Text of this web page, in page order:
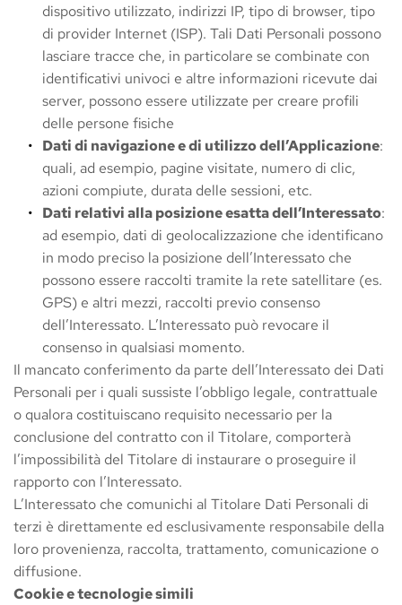
dispositivo utilizzato, indirizzi IP, tipo di browser, tipo
di provider Internet (ISP). Tali Dati Personali possono
lasciare tracce che, in particolare se combinate con
identificativi univoci e altre informazioni ricevute dai
server, possono essere utilizzate per creare profili
delle persone fisiche
Dati di navigazione e di utilizzo dell’Applicazione:
quali, ad esempio, pagine visitate, numero di clic,
azioni compiute, durata delle sessioni, etc.
Dati relativi alla posizione esatta dell’Interessato:
ad esempio, dati di geolocalizzazione che identificano
in modo preciso la posizione dell’Interessato che
possono essere raccolti tramite la rete satellitare (es.
GPS) e altri mezzi, raccolti previo consenso
dell’Interessato. L’Interessato può revocare il
consenso in qualsiasi momento.
Il mancato conferimento da parte dell’Interessato dei Dati
Personali per i quali sussiste l’obbligo legale, contrattuale
o qualora costituiscano requisito necessario per la
conclusione del contratto con il Titolare, comporterà
l’impossibilità del Titolare di instaurare o proseguire il
rapporto con l’Interessato.
L’Interessato che comunichi al Titolare Dati Personali di
terzi è direttamente ed esclusivamente responsabile della
loro provenienza, raccolta, trattamento, comunicazione o
diffusione.
Cookie e tecnologie simili